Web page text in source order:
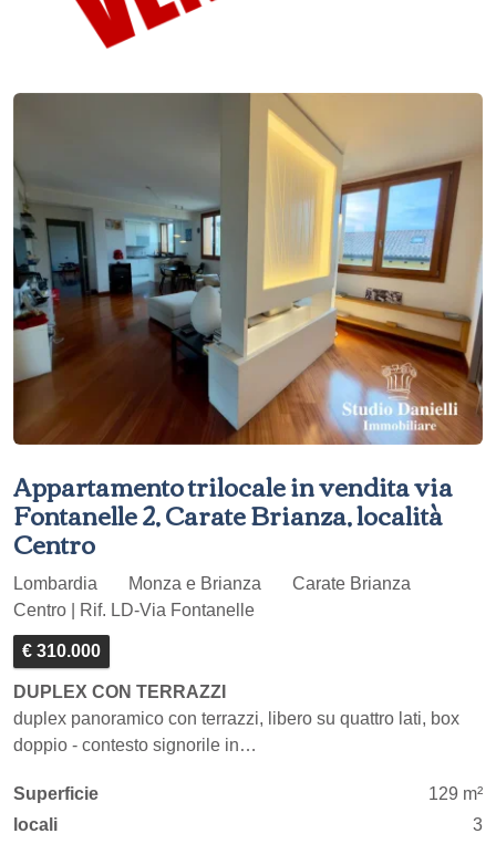
Appartamento trilocale in vendita via
Fontanelle 2, Carate Brianza, località
Centro
Lombardia Monza e Brianza
Carate Brianza
Centro | Rif. LD-Via Fontanelle
€ 310.000
DUPLEX CON TERRAZZI
duplex panoramico con terrazzi, libero su quattro lati, box
doppio - contesto signorile in…
Superficie
129 m²
locali
3